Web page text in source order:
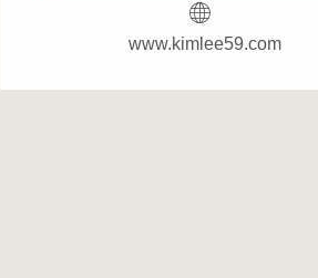
www.kimlee59.com